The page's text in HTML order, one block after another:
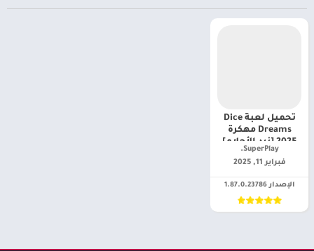
تحميل لعبة Dice
Dreams مهكرة
2025 [نرد الأحلام]
SuperPlay.‏
فبراير 11, 2025
الإصدار 1.87.0.23786